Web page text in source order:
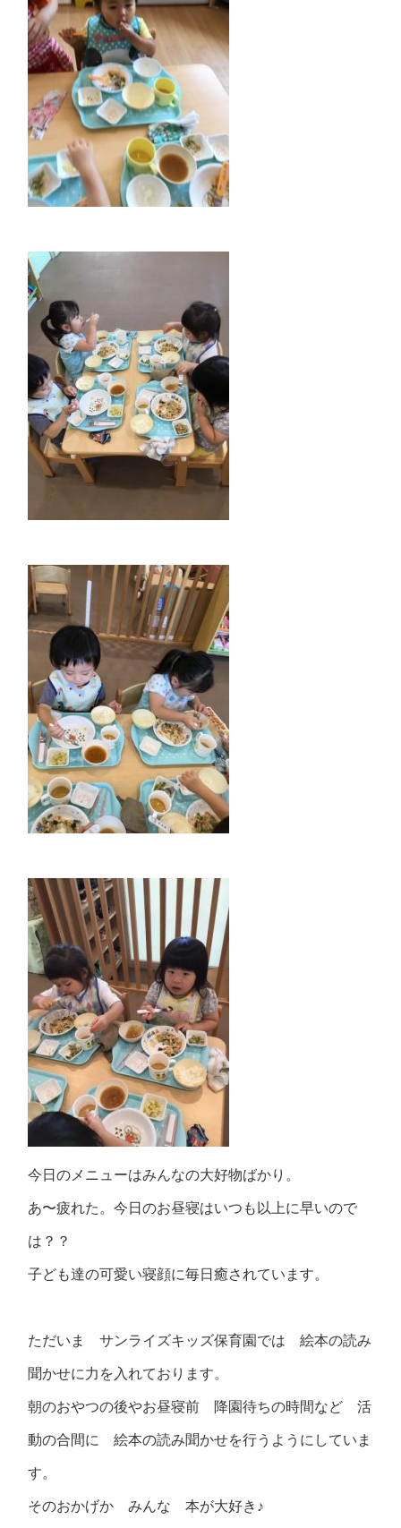
今日のメニューはみんなの大好物ばかり。
あ〜疲れた。今日のお昼寝はいつも以上に早いので
は？？
子ども達の可愛い寝顔に毎日癒されています。
ただいま サンライズキッズ保育園では 絵本の読み
聞かせに力を入れております。
朝のおやつの後やお昼寝前 降園待ちの時間など 活
動の合間に 絵本の読み聞かせを行うようにしていま
す。
そのおかげか みんな 本が大好き♪